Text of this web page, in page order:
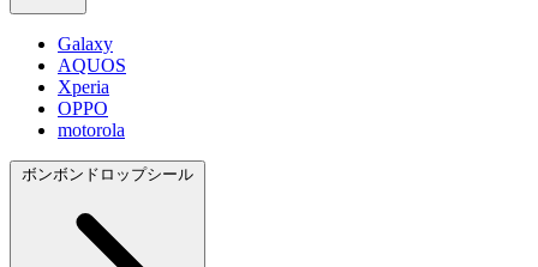
Galaxy
AQUOS
Xperia
OPPO
motorola
ボンボンドロップシール